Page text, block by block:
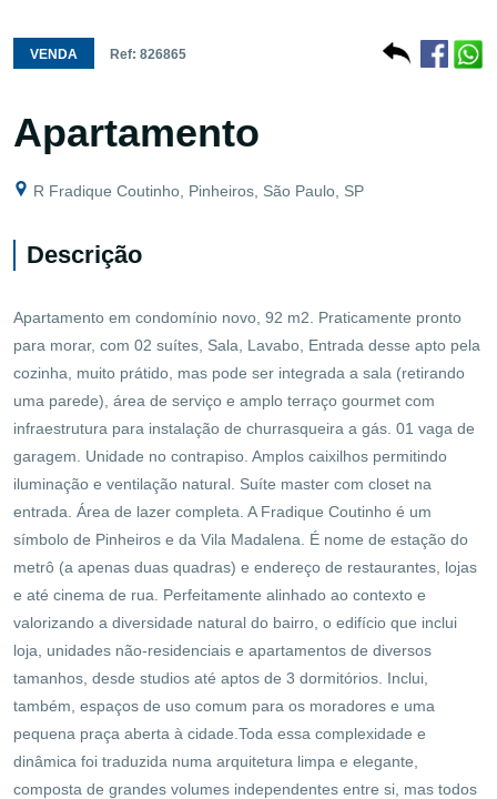
VENDA Ref: 826865
Apartamento
R Fradique Coutinho, Pinheiros, São Paulo, SP
Descrição
Apartamento em condomínio novo, 92 m2. Praticamente pronto
para morar, com 02 suítes, Sala, Lavabo, Entrada desse apto pela
cozinha, muito prátido, mas pode ser integrada a sala (retirando
uma parede), área de serviço e amplo terraço gourmet com
infraestrutura para instalação de churrasqueira a gás. 01 vaga de
garagem. Unidade no contrapiso. Amplos caixilhos permitindo
iluminação e ventilação natural. Suíte master com closet na
entrada. Área de lazer completa. A Fradique Coutinho é um
símbolo de Pinheiros e da Vila Madalena. É nome de estação do
metrô (a apenas duas quadras) e endereço de restaurantes, lojas
e até cinema de rua. Perfeitamente alinhado ao contexto e
valorizando a diversidade natural do bairro, o edifício que inclui
loja, unidades não-residenciais e apartamentos de diversos
tamanhos, desde studios até aptos de 3 dormitórios. Inclui,
também, espaços de uso comum para os moradores e uma
pequena praça aberta à cidade.Toda essa complexidade e
dinâmica foi traduzida numa arquitetura limpa e elegante,
composta de grandes volumes independentes entre si, mas todos